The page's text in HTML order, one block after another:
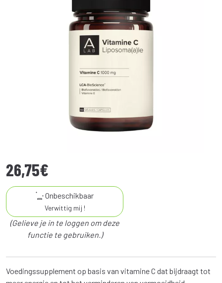
26,75€
Onbeschikbaar
Verwittig mij !
(Gelieve je in te loggen om deze
functie te gebruiken.)
Voedingssupplement op basis van vitamine C dat bijdraagt tot